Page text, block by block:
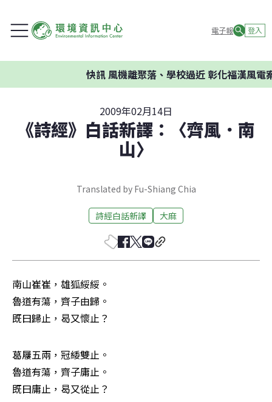
電子報 登入
快訊風機離聚落、學校過近 彰化福漢風電案
2009年02月14日
《詩經》白話新譯：〈齊風．南
山〉
Translated by Fu-Shiang Chia
詩經白話新譯 大麻
南山崔崔，雄狐綏綏。
魯道有蕩，齊子由歸。
既曰歸止，曷又懷止？
葛屨五兩，冠緌雙止。
魯道有蕩，齊子庸止。
既曰庸止，曷又從止？